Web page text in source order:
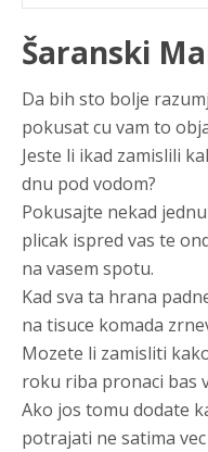
Šaranski
Da bih sto bolje
pokusat cu vam to
Jeste li ikad zamislili
dnu pod vodom?
Pokusajte nekad
plicak ispred vas te
na vasem spotu.
Kad sva ta hrana
na tisuce komada
Mozete li zamisliti
roku riba pronaci bas
Ako jos tomu dodate
potrajati ne satima vec